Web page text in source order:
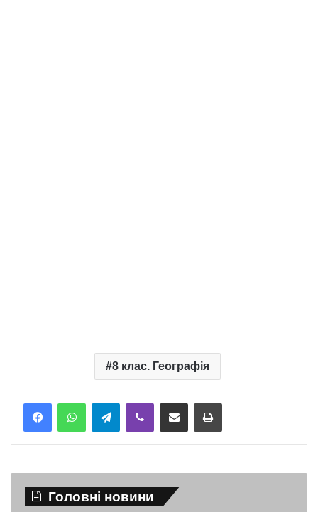
8 клас. Географія
TelegramViber Надіслати електронною поштоюНадрукувати
Головні новини